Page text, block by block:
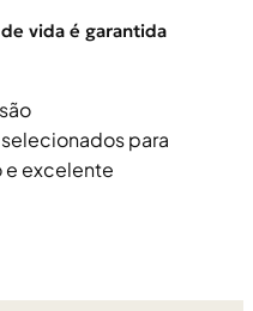
vida é garantida
para
excelente